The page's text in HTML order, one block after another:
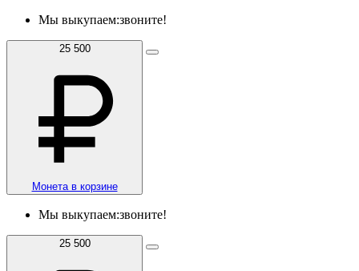
Мы выкупаем:звоните!
25 500
Монета в корзине
Мы выкупаем:звоните!
25 500